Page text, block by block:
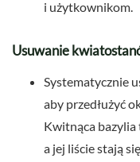
i użytkownikom.
Usuwanie
Systematycznie
aby przedłużyć
Kwitnąca bazylia
a jej liście stają